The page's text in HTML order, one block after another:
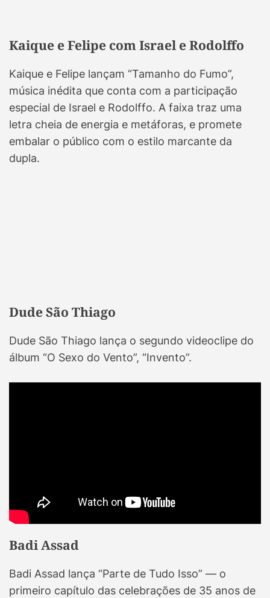
Kaique e Felipe com Israel e Rodolffo
Kaique e Felipe lançam “Tamanho do Fumo”,
música inédita que conta com a participação
especial de Israel e Rodolffo. A faixa traz uma
letra cheia de energia e metáforas, e promete
embalar o público com o estilo marcante da
dupla.
Dude São Thiago
Dude São Thiago lança o segundo videoclipe do
álbum “O Sexo do Vento”, “Invento”.
Badi Assad
Badi Assad lança “Parte de Tudo Isso” — o
primeiro capítulo das celebrações de 35 anos de